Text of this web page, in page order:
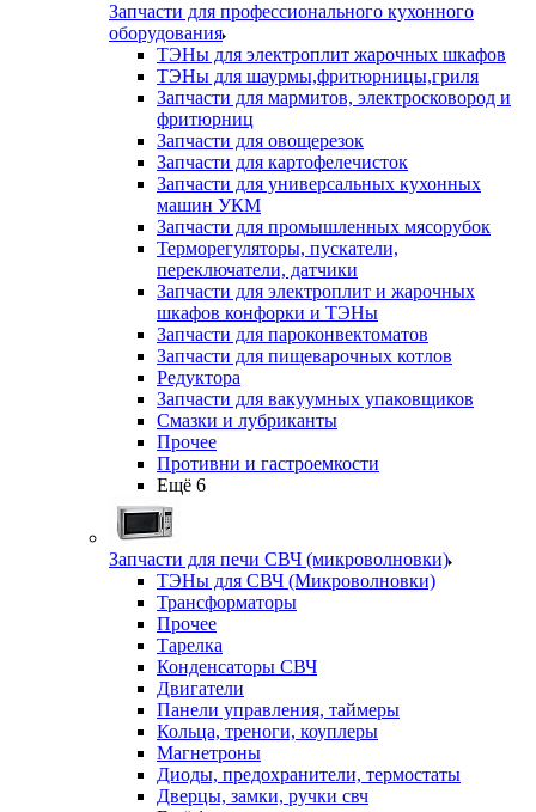
Запчасти для профессионального кухонного
оборудования
ТЭНы для электроплит жарочных шкафов
ТЭНы для шаурмы,фритюрницы,гриля
Запчасти для мармитов, электросковород и
фритюрниц
Запчасти для овощерезок
Запчасти для картофелечисток
Запчасти для универсальных кухонных
машин УКМ
Запчасти для промышленных мясорубок
Терморегуляторы, пускатели,
переключатели, датчики
Запчасти для электроплит и жарочных
шкафов конфорки и ТЭНы
Запчасти для пароконвектоматов
Запчасти для пищеварочных котлов
Редуктора
Запчасти для вакуумных упаковщиков
Смазки и лубриканты
Прочее
Противни и гастроемкости
Ещё 6
Запчасти для печи СВЧ (микроволновки)
ТЭНы для СВЧ (Микроволновки)
Трансформаторы
Прочее
Тарелка
Конденсаторы СВЧ
Двигатели
Панели управления, таймеры
Кольца, треноги, коуплеры
Магнетроны
Диоды, предохранители, термостаты
Дверцы, замки, ручки свч